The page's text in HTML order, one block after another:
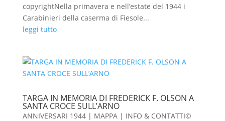
copyrightNella primavera e nell’estate del 1944 i
Carabinieri della caserma di Fiesole...
leggi tutto
TARGA IN MEMORIA DI FREDERICK F. OLSON A
SANTA CROCE SULL’ARNO
ANNIVERSARI 1944 | MAPPA | INFO & CONTATTI©